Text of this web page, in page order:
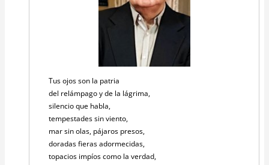
Tus ojos son la patria
del relámpago y de la lágrima,
silencio que habla,
tempestades sin viento,
mar sin olas, pájaros presos,
doradas fieras adormecidas,
topacios impíos como la verdad,